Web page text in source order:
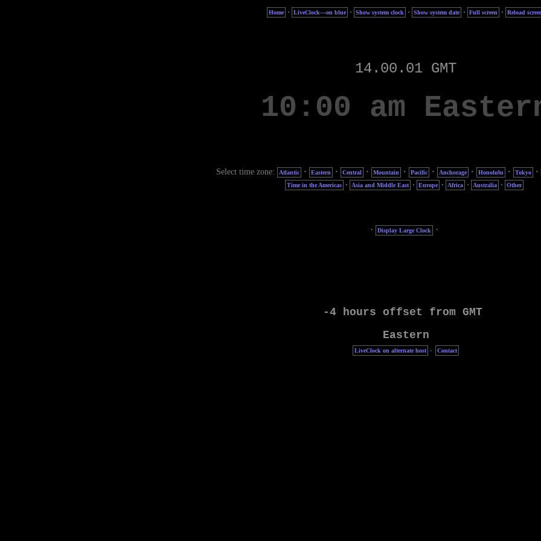
Home · LiveClock—on blue · Show system clock · Show system date · Full screen · Reload
Select time zone: Atlantic · Eastern · Central · Mountain · Pacific · Anchorage · Honolulu · Tokyo ·
Time in the Americas
· Asia and Middle East · Europe · Africa · Australia · Other
· Display Large Clock ·
LiveClock on alternate host · Contact